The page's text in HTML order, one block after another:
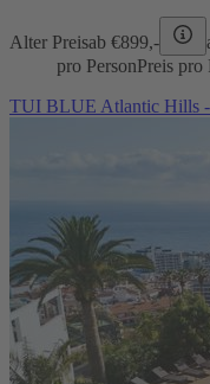
Alter Preisab €899,-
pro PersonPreis pro
TUI BLUE Atlantic Hills